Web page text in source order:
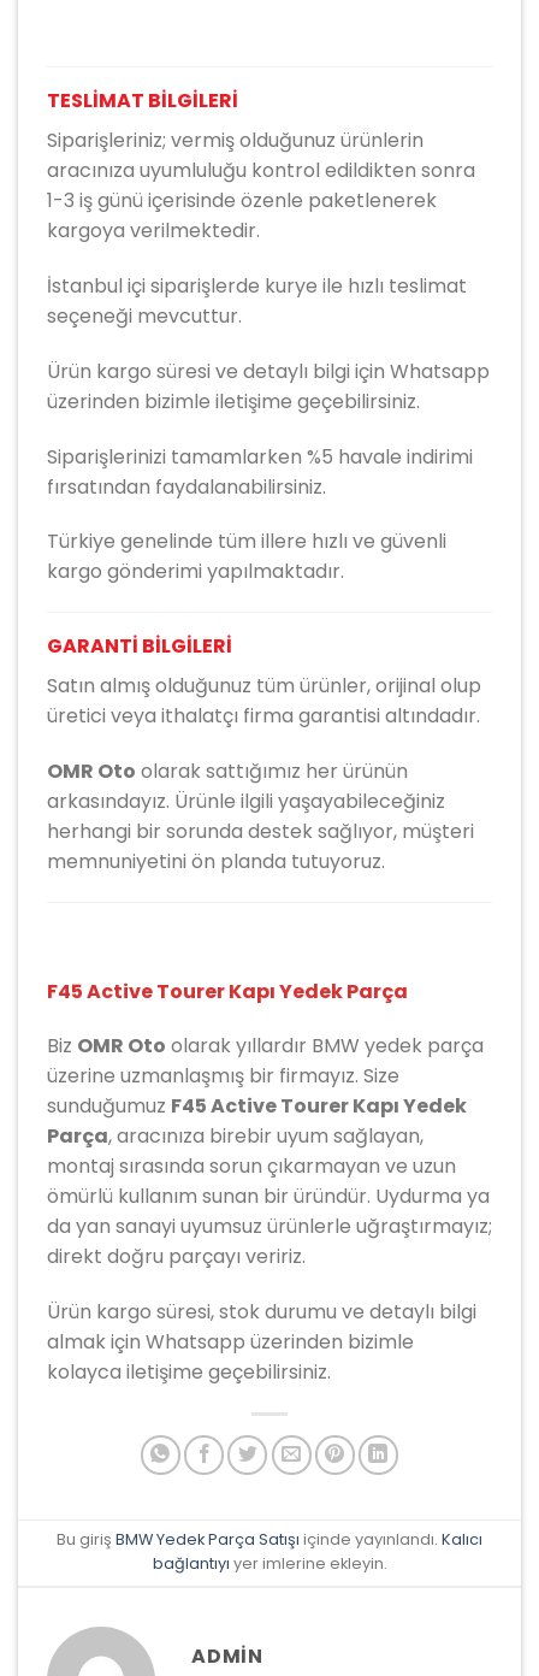
TESLİMAT BİLGİLERİ
Siparişleriniz; vermiş olduğunuz ürünlerin
aracınıza uyumluluğu kontrol edildikten sonra
1-3 iş günü içerisinde özenle paketlenerek
kargoya verilmektedir.
İstanbul içi siparişlerde kurye ile hızlı teslimat
seçeneği mevcuttur.
Ürün kargo süresi ve detaylı bilgi için Whatsapp
üzerinden bizimle iletişime geçebilirsiniz.
Siparişlerinizi tamamlarken %5 havale indirimi
fırsatından faydalanabilirsiniz.
Türkiye genelinde tüm illere hızlı ve güvenli
kargo gönderimi yapılmaktadır.
GARANTİ BİLGİLERİ
Satın almış olduğunuz tüm ürünler, orijinal olup
üretici veya ithalatçı firma garantisi altındadır.
OMR Oto olarak sattığımız her ürünün
arkasındayız. Ürünle ilgili yaşayabileceğiniz
herhangi bir sorunda destek sağlıyor, müşteri
memnuniyetini ön planda tutuyoruz.
F45 Active Tourer Kapı Yedek Parça
Biz OMR Oto olarak yıllardır BMW yedek parça
üzerine uzmanlaşmış bir firmayız. Size
sunduğumuz F45 Active Tourer Kapı Yedek
Parça, aracınıza birebir uyum sağlayan,
montaj sırasında sorun çıkarmayan ve uzun
ömürlü kullanım sunan bir üründür. Uydurma ya
da yan sanayi uyumsuz ürünlerle uğraştırmayız;
direkt doğru parçayı veririz.
Ürün kargo süresi, stok durumu ve detaylı bilgi
almak için Whatsapp üzerinden bizimle
kolayca iletişime geçebilirsiniz.
Bu giriş BMW Yedek Parça Satışı içinde yayınlandı. Kalıcı
bağlantıyı yer imlerine ekleyin.
ADMIN